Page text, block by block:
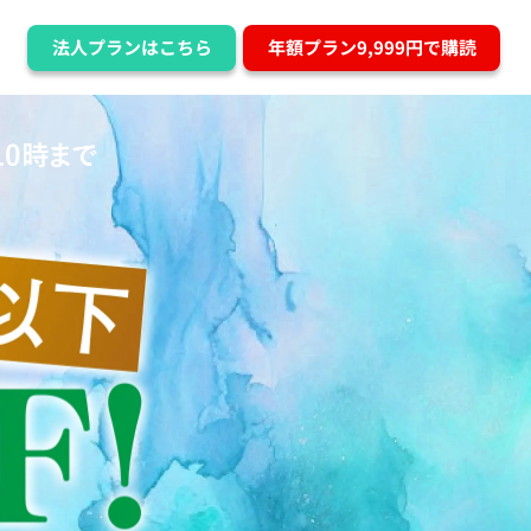
法人プランはこちら 年額プラン9,999円で購読